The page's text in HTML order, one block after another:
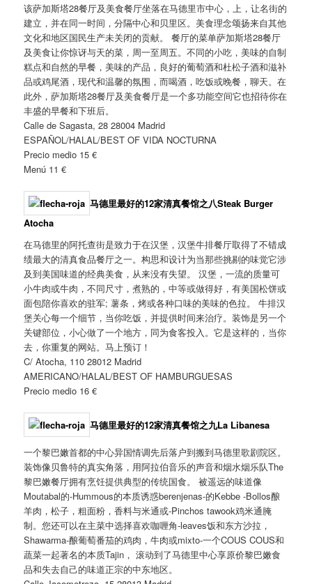
该萨加斯塔28餐厅及美食餐厅坐落在马德里市中心，上，让名街的
建立，并在同一时间，分隔中心和贝里区。美食理念颂扬来自其他
文化和地区国民生产未关闭的贡献。 餐厅的菜单萨加斯塔28餐厅
及美食让你惊讶与天的菜，周一至周五。不同的小吃，美味的自制
糕点和自然的早餐，美味的产品，良好的葡萄酒和杜松子酒和滋补
品或鸡尾酒，现代和温馨的氛围，而喝酒，吃饭或晚餐，聊天。在
此外，萨加斯塔28餐厅及美食餐厅是一个多功能空间它也招待你在
丰盛的早餐和下班后。
Calle de Sagasta, 28 28004 Madrid
ESPAÑOL/HALAL/BEST OF VIDA NOCTURNA
Precio medio 15 €
Menú 11 €
马德里最好的12家清真餐馆之八Steak Burger
Atocha
在马德里的阿托查街是致力于在汉堡，汉堡牛排餐厅取得了不错成
绩最大的清真食品餐厅之一。构思和设计为当那些挑剔的味觉它涉
及到美国味道的经典美食，从来没有失望。 汉堡，一流的质量可
小牛肉或牛肉，不同尺寸，煮熟的，中等或做得好，有美国松饼或
面包陪你喜欢的驻军; 薯条，烤或各种口味的美味的色拉。 牛排汉
堡关心每一个细节，当你吃饭，并提供时间来治疗。装饰是另一个
关键部位，小心做了一个地方，同为食客投入。它是这样的，当你
去，你重复的网站。马上预订！
C/ Atocha, 110 28012 Madrid
AMERICANO/HALAL/BEST OF HAMBURGUESAS
Precio medio 16 €
马德里最好的12家清真餐馆之九La Libanesa
一个黎巴嫩首都的中心异国情调先后落户到搬到马德里歌剧院区。
装饰像贝鲁特的真实角落，用阿拉伯音乐的声音和烟水烟乐队The
黎巴嫩餐厅拥有烹饪提供典型的传统国食。 被遥远的味道像
Moutabal的-Hummous的本质诱惑berenjenas-的Kebbe -Bollos酿
羊肉，松子，粗面粉，香料与米通或-Pinchos tawook鸡米通腌
制。您还可以在主菜中选择喜欢咖喱角-leaves饭和东方沙拉，
Shawarma-酿葡萄番茄的鸡肉，牛肉或mixto-一个COUS COUS和
蔬菜一起著名的本质Tajin， 滚动到了马德里中心享原价黎巴嫩食
品和失去自己的味道正宗的中东地区。